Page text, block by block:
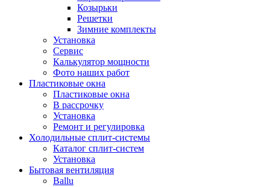
Козырьки
Решетки
Зимние комплекты
Установка
Сервис
Калькулятор мощности
Фото наших работ
Пластиковые окна
Пластиковые окна
В рассрочку
Установка
Ремонт и регулировка
Холодильные сплит-системы
Каталог сплит-систем
Установка
Бытовая вентиляция
Ballu